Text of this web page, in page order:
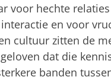
voor hechte
en voor
cultuur zitten de
dat die
banden